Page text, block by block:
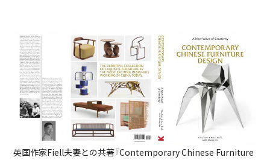
英国作家Fiell夫妻との共著『Contemporary Chinese Furniture